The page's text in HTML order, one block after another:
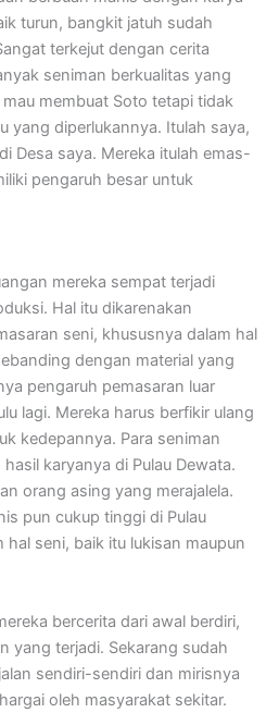
turun, bangkit jatuh sudah
terkejut dengan cerita
seniman berkualitas yang
membuat Soto tetapi tidak
yang diperlukannya. Itulah saya,
Desa saya. Mereka itulah emas-
pengaruh besar untuk
mereka sempat terjadi
Hal itu dikarenakan
seni, khususnya dalam hal
dengan material yang
pengaruh pemasaran luar
lagi. Mereka harus berfikir ulang
kedepannya. Para seniman
karyanya di Pulau Dewata.
orang asing yang merajalela.
pun cukup tinggi di Pulau
seni, baik itu lukisan maupun
bercerita dari awal berdiri,
yang terjadi. Sekarang sudah
sendiri-sendiri dan mirisnya
oleh masyarakat sekitar.